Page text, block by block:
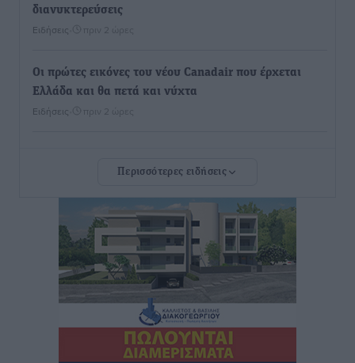
διανυκτερεύσεις
Ειδήσεις πριν 2 ώρες
Οι πρώτες εικόνες του νέου Canadair που έρχεται
Ελλάδα και θα πετά και νύχτα
Ειδήσεις πριν 2 ώρες
ευρώ σε ξενοδοχειακές μονάδες
Αυξήθηκαν οι Ελληνες που αποφάσισαν να
διακόψουν το κάπνισμα
Ειδήσεις• πριν 2 ώρες
Έκτακτο επίδομα παιδιού: Έως 10 Αυγούστου η
προθεσμία για ΑΦΜ – Ποιοι πάνε ταμείο
πριν 2 ώρες
Περισσότερες ειδήσεις